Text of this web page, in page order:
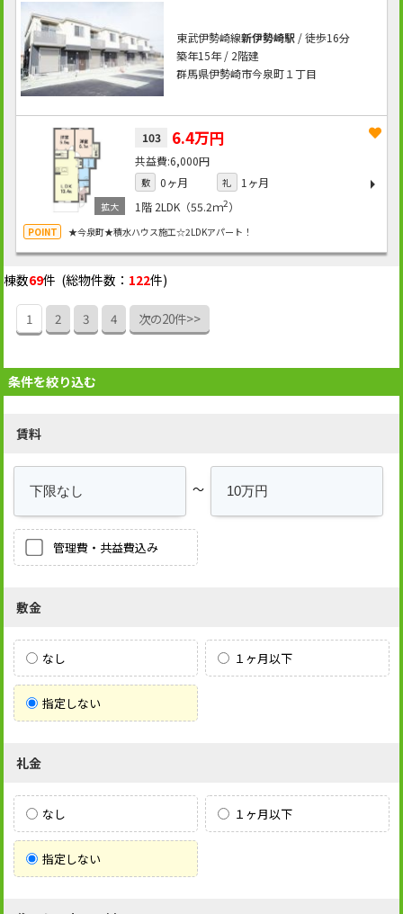
東武伊勢崎線新伊勢崎駅/ 徒歩16分
築年15年 / 2階建
群馬県伊勢崎市今泉町１丁目
103 6.4万円
6,000円
敷 0ヶ月 礼
1ヶ月
1階 2LDK（55.2ｍ2）
★今泉町★積水ハウス施工☆2LDKアパート！
棟数69件 (総物件数： 122件)
1 2 3 4 次の20件>>
条件を絞り込む
賃料
～
管理費・共益費込み
敷金
なし １ヶ月以下
指定しない
礼金
なし １ヶ月以下
指定しない